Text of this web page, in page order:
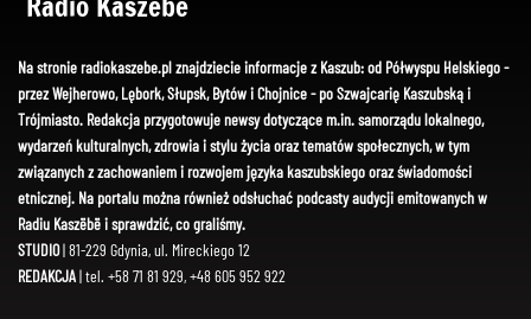
Na stronie radiokaszebe.pl znajdziecie informacje z Kaszub: od Półwyspu Helskiego -
przez Wejherowo, Lębork, Słupsk, Bytów i Chojnice - po Szwajcarię Kaszubską i
Trójmiasto. Redakcja przygotowuje newsy dotyczące m.in. samorządu lokalnego,
wydarzeń kulturalnych, zdrowia i stylu życia oraz tematów społecznych, w tym
związanych z zachowaniem i rozwojem języka kaszubskiego oraz świadomości
etnicznej. Na portalu można również odsłuchać podcasty audycji emitowanych w
Radiu Kaszëbë i sprawdzić, co graliśmy.
STUDIO| 81-229 Gdynia, ul. Mireckiego 12
REDAKCJA| tel. +58 71 81 929, +48 605 952 922